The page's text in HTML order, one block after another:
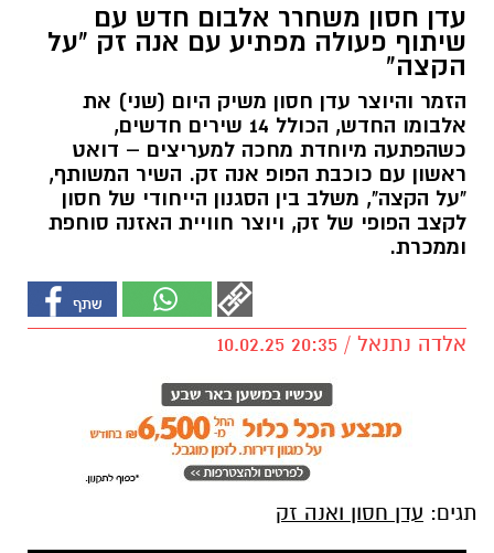
עדן חסון משחרר אלבום חדש עם
שיתוף פעולה מפתיע עם אנה זק "על
הקצה"
הזמר והיוצר עדן חסון משיק היום (שני) את
אלבומו החדש, הכולל 14 שירים חדשים,
כשהפתעה מיוחדת מחכה למעריצים – דואט
ראשון עם כוכבת הפופ אנה זק. השיר המשותף,
"על הקצה", משלב בין הסגנון הייחודי של חסון
לקצב הפופי של זק, ויוצר חוויית האזנה סוחפת
וממכרת.
אלדה נתנאל / 20:35 10.02.25
תגים: עדן חסון ואנה זק